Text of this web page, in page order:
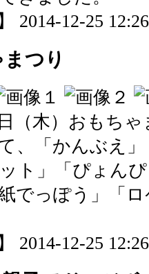
2014-12-25
つり
（木）おもち
、「かんぶえ
ト」「ぴょん
でっぽう」「
2014-12-25